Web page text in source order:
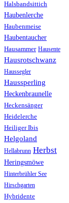
Halsbandsittich
Haubenlerche
Haubenmeise
Haubentaucher
Hausammer Hausente
Hausrotschwanz
Haussegler
Haussperling
Heckenbraunelle
Heckensänger
Heidelerche
Heiliger Ibis
Helgoland
Hellabrunn Herbst
Heringsmöwe
Hinterbrühler See
Hirschgarten
Hybridente